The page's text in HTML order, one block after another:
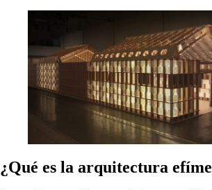
¿Qué es la arquitectura